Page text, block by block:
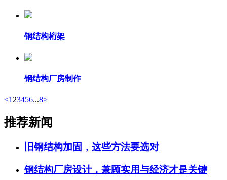
钢结构桁架
钢结构厂房制作
<1 23456...8>
推荐新闻
旧钢结构加固，这些方法要选对
钢结构厂房设计，兼顾实用与经济才是关键